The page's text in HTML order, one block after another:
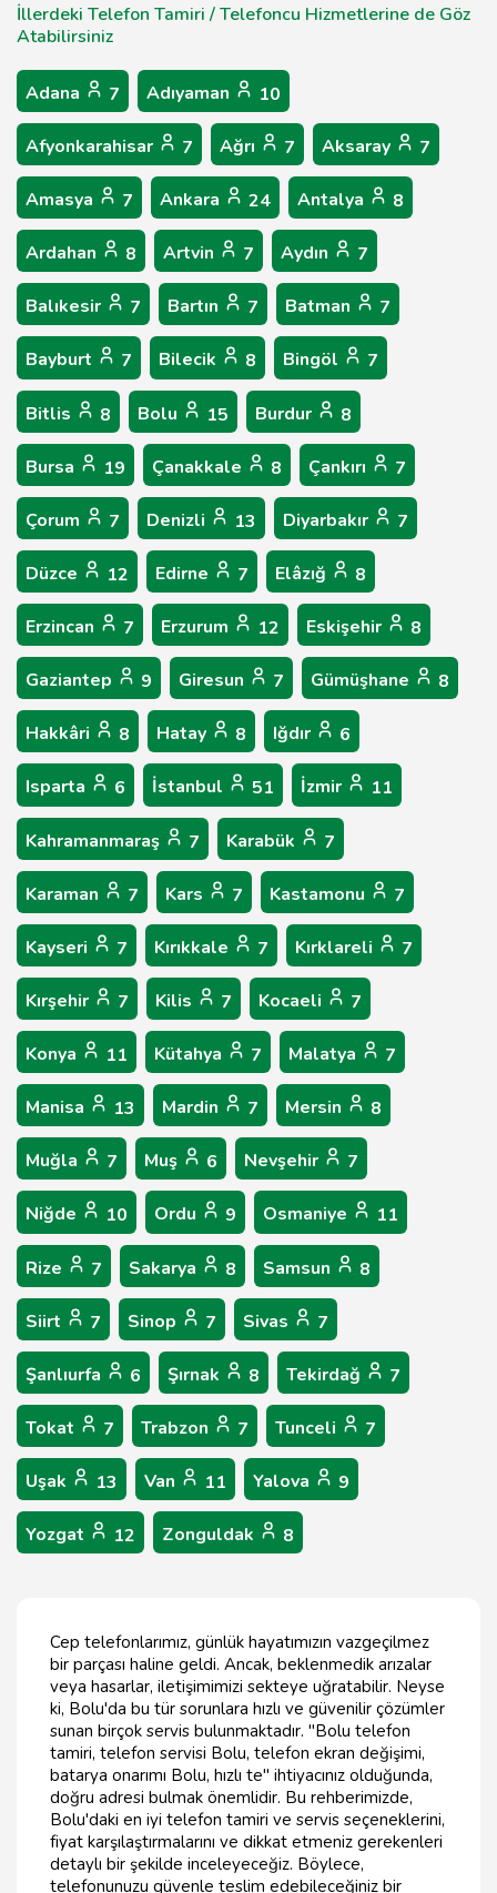
İllerdeki Telefon Tamiri / Telefoncu Hizmetlerine de Göz
Atabilirsiniz
Adana 7 Adıyaman 10
Afyonkarahisar 7 Ağrı 7 Aksaray 7
Amasya 7 Ankara 24 Antalya 8
Ardahan 8 Artvin 7 Aydın 7
Balıkesir 7 Bartın 7 Batman 7
Bayburt 7 Bilecik 8 Bingöl 7
Bitlis 8 Bolu 15 Burdur 8
Bursa 19 Çanakkale 8 Çankırı 7
Çorum 7 Denizli 13 Diyarbakır 7
Düzce 12 Edirne 7 Elâzığ 8
Erzincan 7 Erzurum 12 Eskişehir 8
Gaziantep 9 Giresun 7 Gümüşhane 8
Hakkâri 8 Hatay 8 Iğdır 6
Isparta 6 İstanbul 51 İzmir 11
Kahramanmaraş 7 Karabük 7
Karaman 7 Kars 7 Kastamonu 7
Kayseri 7 Kırıkkale 7 Kırklareli 7
Kırşehir 7 Kilis 7 Kocaeli 7
Konya 11 Kütahya 7 Malatya 7
Manisa 13 Mardin 7 Mersin 8
Muğla 7 Muş 6 Nevşehir 7
Niğde 10 Ordu 9 Osmaniye 11
Rize 7 Sakarya 8 Samsun 8
Siirt 7 Sinop 7 Sivas 7
Şanlıurfa 6 Şırnak 8 Tekirdağ 7
Tokat 7 Trabzon 7 Tunceli 7
Uşak 13 Van 11 Yalova 9
Yozgat 12 Zonguldak 8
Cep telefonlarımız, günlük hayatımızın vazgeçilmez
bir parçası haline geldi. Ancak, beklenmedik arızalar
veya hasarlar, iletişimimizi sekteye uğratabilir. Neyse
ki, Bolu'da bu tür sorunlara hızlı ve güvenilir çözümler
sunan birçok servis bulunmaktadır. "Bolu telefon
tamiri, telefon servisi Bolu, telefon ekran değişimi,
batarya onarımı Bolu, hızlı te" ihtiyacınız olduğunda,
doğru adresi bulmak önemlidir. Bu rehberimizde,
Bolu'daki en iyi telefon tamiri ve servis seçeneklerini,
fiyat karşılaştırmalarını ve dikkat etmeniz gerekenleri
detaylı bir şekilde inceleyeceğiz. Böylece,
telefonunuzu güvenle teslim edebileceğiniz bir